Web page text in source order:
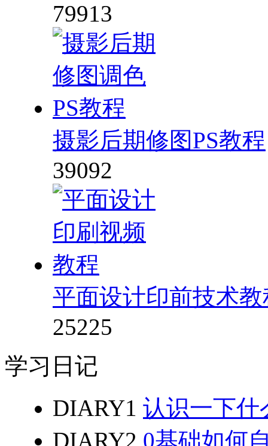
79913
摄影后期修图PS教程
39092
平面设计印前技术教
25225
学习日记
DIARY1 认识一下什
DIARY2 0基础如何